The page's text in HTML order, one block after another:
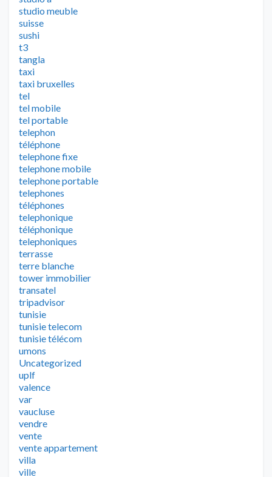
studio meuble
suisse
sushi
t3
tangla
taxi
taxi bruxelles
tel
tel mobile
tel portable
telephon
téléphone
telephone fixe
telephone mobile
telephone portable
telephones
téléphones
telephonique
téléphonique
telephoniques
terrasse
terre blanche
tower immobilier
transatel
tripadvisor
tunisie
tunisie telecom
tunisie télécom
umons
Uncategorized
uplf
valence
var
vaucluse
vendre
vente
vente appartement
villa
ville